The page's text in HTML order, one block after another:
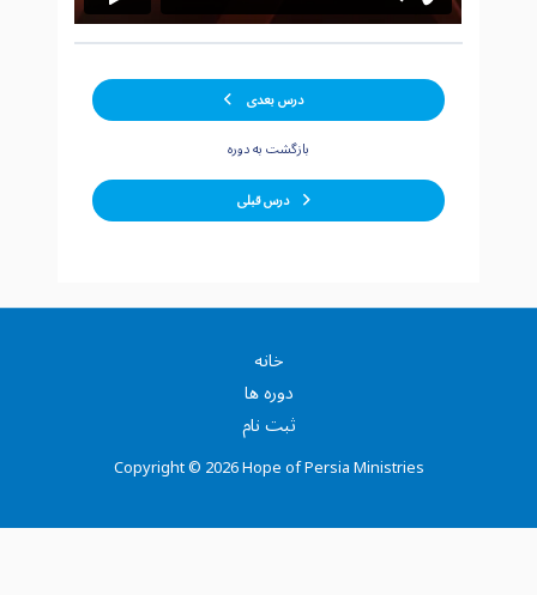
درس قبلی
بازگشت به دوره
‫درس بعدی
خانه
دوره ها
ثبت نام
Copyright © 2026 Hope of Persia Ministries